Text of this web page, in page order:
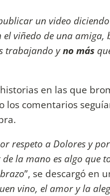
un video
viñedo de una
trabajando yno más
en las que
los comentarios
respeto a Dolores y
la mano es algo que
”, se descargó en
vino, el amor y la